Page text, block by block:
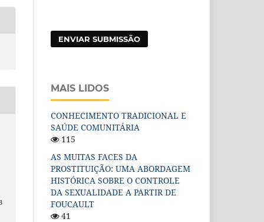
ENVIAR SUBMISSÃO
MAIS LIDOS
CONHECIMENTO TRADICIONAL E
SAÚDE COMUNITÁRIA
115
AS MUITAS FACES DA
PROSTITUIÇÃO: UMA ABORDAGEM
HISTÓRICA SOBRE O CONTROLE
DA SEXUALIDADE A PARTIR DE
FOUCAULT
41